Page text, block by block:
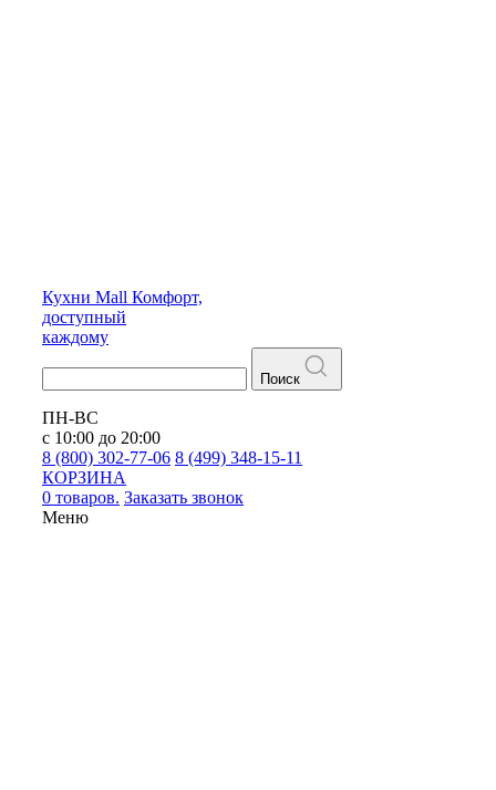
Кухни Mall Комфорт,
доступный
каждому
Поиск
ПН-ВС
с 10:00 до 20:00
8 (800) 302-77-06 8 (499) 348-15-11
КОРЗИНА
0 товаров. Заказать звонок
Меню